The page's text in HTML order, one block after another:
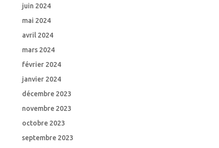
juin 2024
mai 2024
avril 2024
mars 2024
février 2024
janvier 2024
décembre 2023
novembre 2023
octobre 2023
septembre 2023